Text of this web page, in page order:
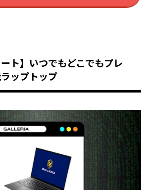
ート】いつでもどこでもプレ
ップトップ